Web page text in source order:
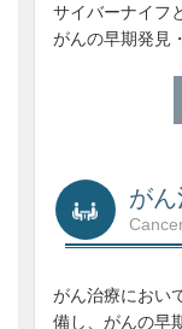
サイバーナイフ
がんの早期発見
が
がん治療におい
備し、がんの早